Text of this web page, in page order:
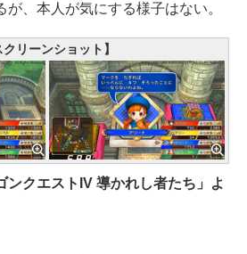
、本人が気にする様子はない。
クリーンショット】
ンクエストIV 導かれし者たち」よ